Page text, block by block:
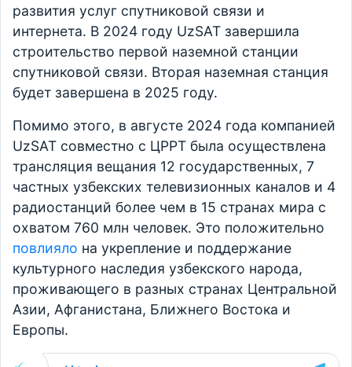
развития услуг спутниковой связи и
интернета. В 2024 году UzSAT завершила
строительство первой наземной станции
спутниковой связи. Вторая наземная станция
будет завершена в 2025 году.
Помимо этого, в августе 2024 года компанией
UzSAT совместно с ЦРРТ была осуществлена
трансляция вещания 12 государственных, 7
частных узбекских телевизионных каналов и 4
радиостанций более чем в 15 странах мира с
охватом 760 млн человек. Это положительно
повлияло на укрепление и поддержание
культурного наследия узбекского народа,
проживающего в разных странах Центральной
Азии, Афганистана, Ближнего Востока и
Европы.